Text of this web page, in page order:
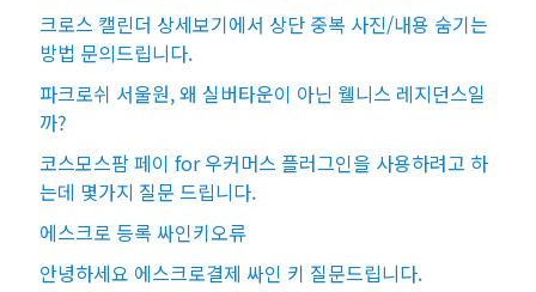
크로스 캘린더 상세보기에서 상단 중복 사진/내용 숨기는
방법 문의드립니다.
파크로쉬 서울원, 왜 실버타운이 아닌 웰니스 레지던스일
까?
코스모스팜 페이 for 우커머스 플러그인을 사용하려고 하
는데 몇가지 질문 드립니다.
에스크로 등록 싸인키오류
안녕하세요 에스크로결제 싸인 키 질문드립니다.